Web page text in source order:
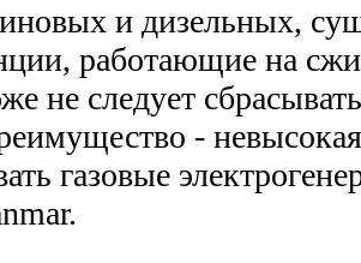
и дизельных,
работающие на
не следует
-
газовые